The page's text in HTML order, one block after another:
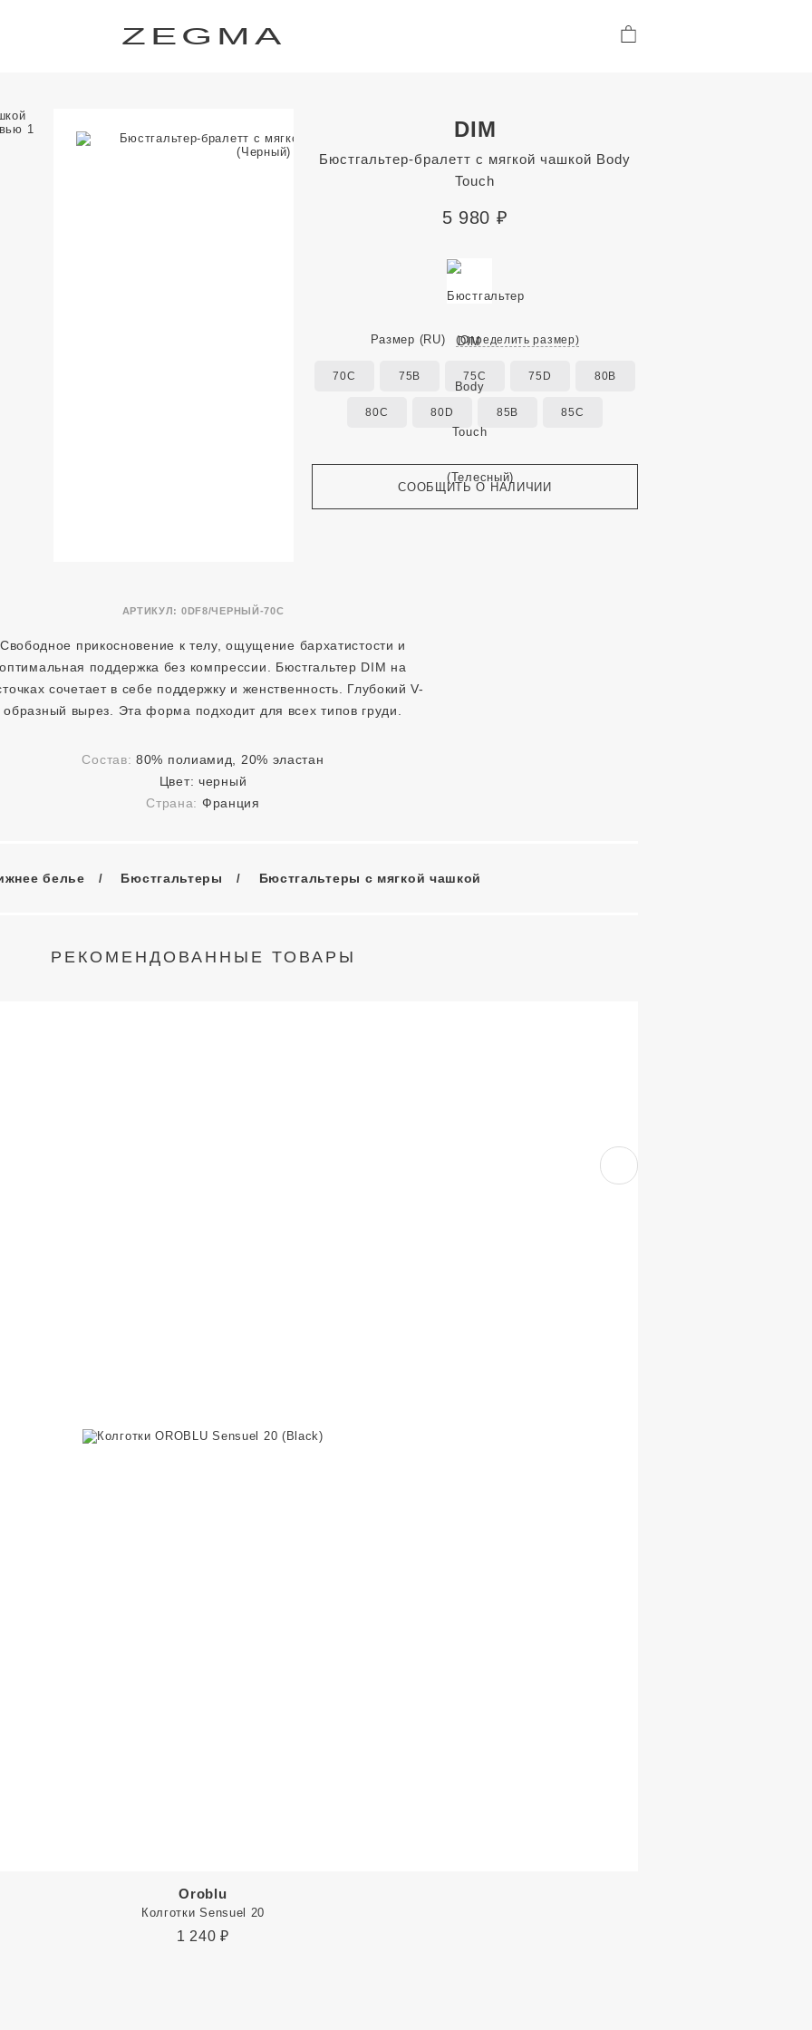
ZEGMA
DIM
Бюстгальтер-бралетт с мягкой чашкой Body
Touch
АРТИКУЛ: 0DF8/ЧЕРНЫЙ-70C
5 980 ₽
Размер (RU) (Определить размер)
70C 75B 75C 75D 80B
80C 80D 85B 85C
СООБЩИТЬ О НАЛИЧИИ
Свободное прикосновение к телу, ощущение бархатистости и
оптимальная поддержка без компрессии. Бюстгальтер DIM на
cочетает в себе поддержку и женственность. Глубокий V-
образный вырез. Эта форма подходит для всех типов груди.
Состав:80% полиамид, 20% эластан
Цвет: черный
Страна: Франция
белье Бюстгальтеры Бюстгальтеры с мягкой чашкой
РЕКОМЕНДОВАННЫЕ ТОВАРЫ
Oroblu
Колготки Sensuel 20
1 240 ₽